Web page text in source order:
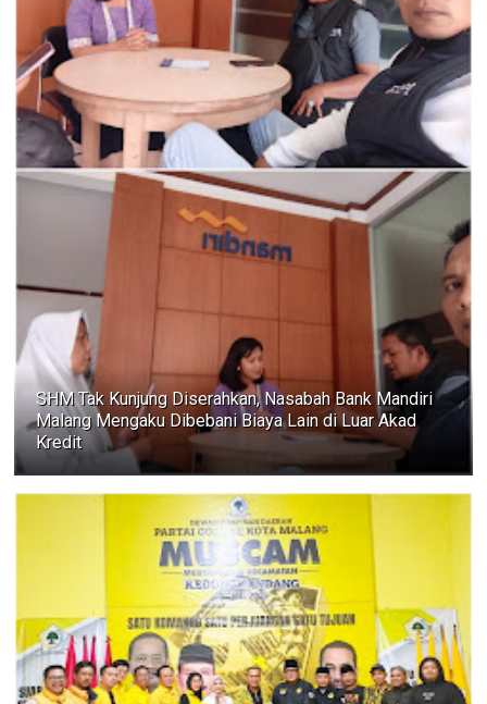
SHM Tak Kunjung Diserahkan, Nasabah Bank Mandiri
Malang Mengaku Dibebani Biaya Lain di Luar Akad
Kredit